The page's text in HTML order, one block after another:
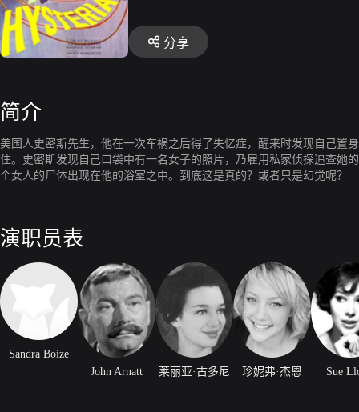
分享
简介
美国人史密斯先生，他在一次车祸之后得了失忆症，醒来时发现自己置
住。史密斯发现自己口袋中有一名女子的照片，乃雇用私家侦探追查她
个女人的尸体出现在他的浴室之中。到底这是真的？或者只是幻觉呢？
演职员表
Sandra Boize
John Arnatt
莱丽亚·古多尼 珍妮弗·杰恩 Sue